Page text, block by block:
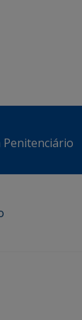
Penitenciário